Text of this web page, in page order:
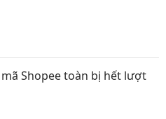
mã Shopee toàn bị hết lượt